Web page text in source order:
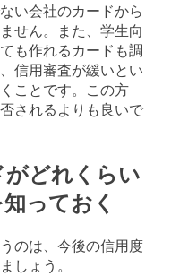
い会社のカードから
せん。また、学生向
も作れるカードも調
信用審査が緩いとい
ことです。この方
されるよりも良いで
がどれくらい
っておく
のは、今後の信用度
しょう。